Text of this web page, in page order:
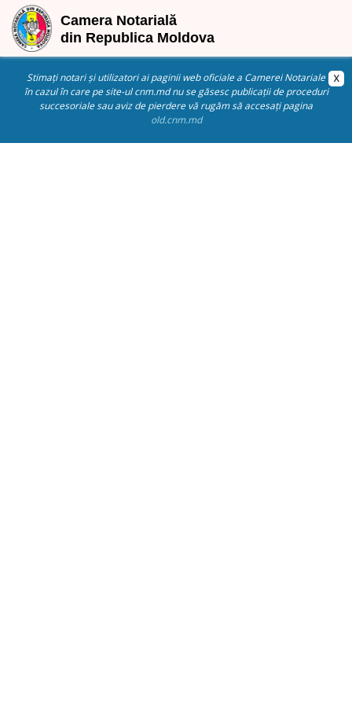
Stimați notari și utilizatori ai paginii web oficiale a Camerei Notariale
în cazul în care pe site-ul cnm.md nu se găsesc publicații de proceduri
succesoriale sau aviz de pierdere vă rugăm să accesați pagina
old.cnm.md